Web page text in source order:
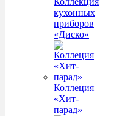
кухонных
приборов
«Диско»
Коллеция
«Хит-
парад»